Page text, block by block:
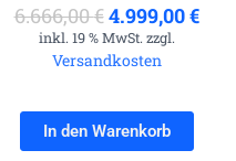
6.666,00€4.999,00€
inkl. 19 % MwSt. zzgl.
Versandkosten
In den Warenkorb